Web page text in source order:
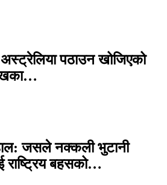
पठाउन खोजिएको
जसले नक्कली भुटानी
राष्ट्रिय बहसको…